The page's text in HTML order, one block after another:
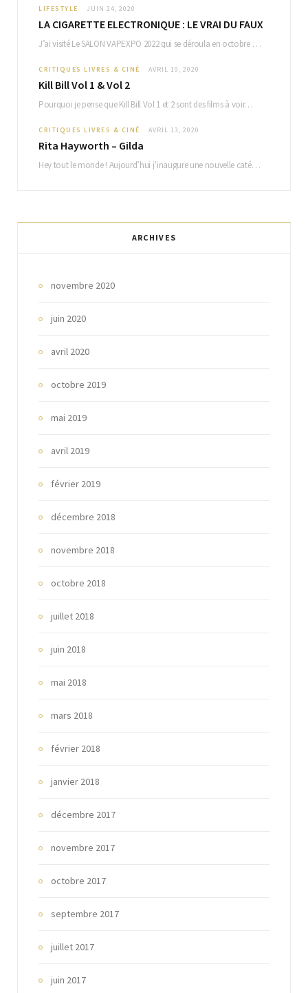
LIFESTYLE JUIN 24, 2020
LA CIGARETTE ELECTRONIQUE : LE VRAI DU FAUX
J’ai visité Le SALON VAPEXPO 2022 qui se déroula en octobre dernier, et qui regorge…
CRITIQUES LIVRES & CINÉ AVRIL 19, 2020
Kill Bill Vol 1 & Vol 2
Pourquoi je pense que Kill Bill Vol 1 et 2 sont des films à voir…
CRITIQUES LIVRES & CINÉ AVRIL 13, 2020
Rita Hayworth – Gilda
Hey tout le monde ! Aujourd’hui j’inaugure une nouvelle catégorie sur mon blog à…
ARCHIVES
novembre 2020
juin 2020
avril 2020
octobre 2019
mai 2019
avril 2019
février 2019
décembre 2018
novembre 2018
octobre 2018
juillet 2018
juin 2018
mai 2018
mars 2018
février 2018
janvier 2018
décembre 2017
novembre 2017
octobre 2017
septembre 2017
juillet 2017
juin 2017